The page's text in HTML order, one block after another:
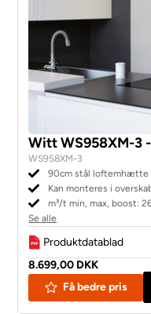
Witt WS958XM-3
WS958XM-3
90cm stål loftemhætte
Kan monteres i
m³/t min, max, boost:
Se alle
Produktdatablad
8.699,00 DKK
Få bedre pris